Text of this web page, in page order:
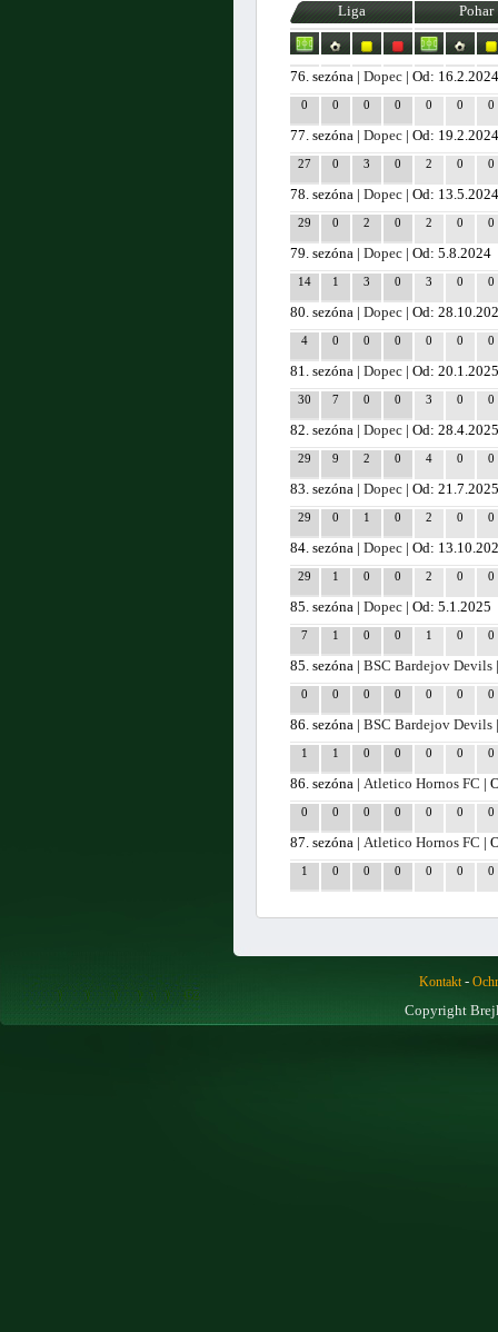
Liga Pohar
76. sezóna |Dopec | Od:
0 0 0 0 0 0 0
77. sezóna |Dopec | Od:
27 0 3 0 2 0 0
78. sezóna |Dopec | Od:
29 0 2 0 2 0 0
79. sezóna |Dopec | Od: 5.8.2024
14 1 3 0 3 0 0
80. sezóna |Dopec | Od:
4 0 0 0 0 0 0
81. sezóna |Dopec | Od:
30 7 0 0 3 0 0
82. sezóna |Dopec | Od:
29 9 2 0 4 0 0
83. sezóna |Dopec | Od:
29 0 1 0 2 0 0
84. sezóna |Dopec | Od:
29 1 0 0 2 0 0
85. sezóna |Dopec | Od: 5.1.2025
7 1 0 0 1 0 0
85. sezóna |BSC Bardejov Devils
0 0 0 0 0 0 0
86. sezóna |BSC Bardejov Devils
1 1 0 0 0 0 0
86. sezóna | Atletico Hornos FC |
0 0 0 0 0 0 0
87. sezóna | Atletico Hornos FC |
1 0 0 0 0 0 0
Kontakt-
Copyright